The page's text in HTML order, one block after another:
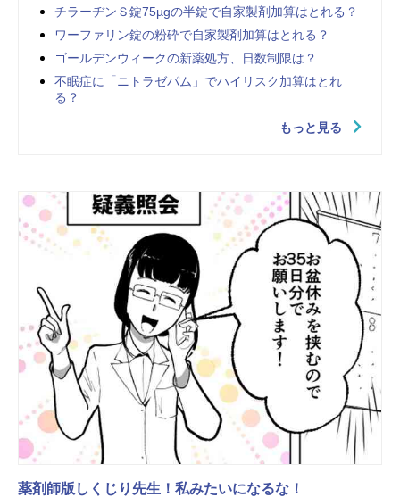
チラーヂンＳ錠75µgの半錠で自家製剤加算はとれる？
ワーファリン錠の粉砕で自家製剤加算はとれる？
ゴールデンウィークの新薬処方、日数制限は？
不眠症に「ニトラゼパム」でハイリスク加算はとれ
る？
もっと見る
薬剤師版しくじり先生！私みたいになるな！